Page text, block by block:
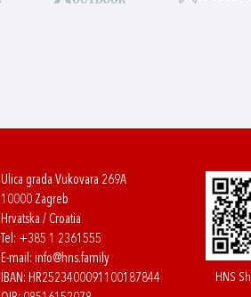
Ulica grada Vukovara 269A
10000 Zagreb
Hrvatska / Croatia
Tel: +385 1 2361555
E-mail: info@hns.family
IBAN: HR2523400091100187844
HNS